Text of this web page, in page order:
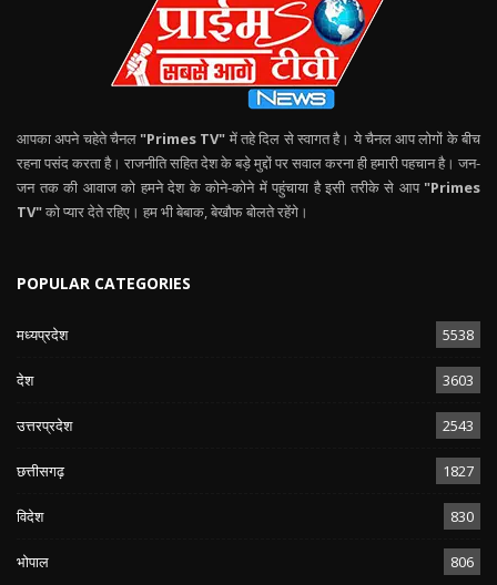
आपका अपने चहेते चैनल "Primes TV" में तहे दिल से स्वागत है। ये चैनल आप लोगों के बीच
रहना पसंद करता है। राजनीति सहित देश के बड़े मुद्दों पर सवाल करना ही हमारी पहचान है। जन-
जन तक की आवाज को हमने देश के कोने-कोने में पहुंचाया है इसी तरीके से आप "Primes
TV"को प्यार देते रहिए। हम भी बेबाक, बेखौफ बोलते रहेंगे।
POPULAR CATEGORIES
मध्यप्रदेश 5538
देश 3603
उत्तरप्रदेश 2543
छत्तीसगढ़ 1827
विदेश 830
भोपाल 806